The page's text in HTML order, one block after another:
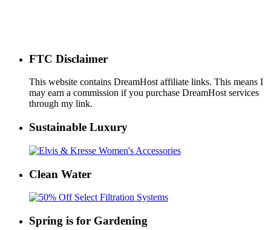
FTC Disclaimer
This website contains DreamHost affiliate links. This means I
may earn a commission if you purchase DreamHost services
through my link.
Sustainable Luxury
Clean Water
Spring is for Gardening